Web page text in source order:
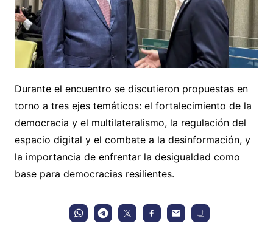
Durante el encuentro se discutieron propuestas en
torno a tres ejes temáticos: el fortalecimiento de la
democracia y el multilateralismo, la regulación del
espacio digital y el combate a la desinformación, y
la importancia de enfrentar la desigualdad como
base para democracias resilientes.